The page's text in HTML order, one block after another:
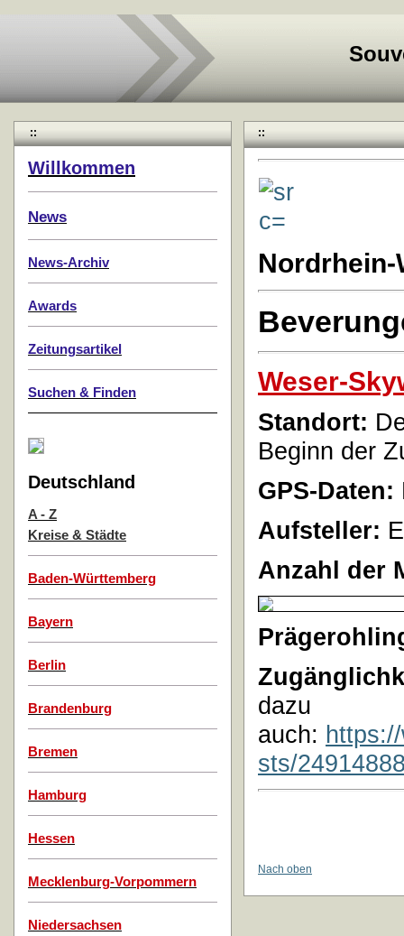
::
Willkommen
News
News-Archiv
Awards
Zeitungsartikel
Suchen & Finden
Deutschland
A - Z
Kreise & Städte
Baden-Württemberg
Bayern
Berlin
Brandenburg
Bremen
Hamburg
Hessen
Mecklenburg-Vorpommern
Niedersachsen
::
Nordrhein-
Weser-
Standort:
Beginn der
GPS-Daten:
Aufsteller:
Anzahl der
dazu
auch:
sts/
Nach oben